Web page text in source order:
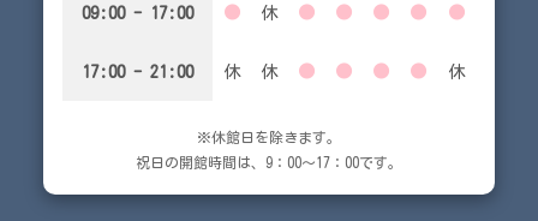
09:00 - 17:00 ● 休 ● ● ● ● ●
17:00 - 21:00 休 休 ● ● ● ● 休
※休館日を除きます。
祝日の開館時間は、9：00～17：00です。